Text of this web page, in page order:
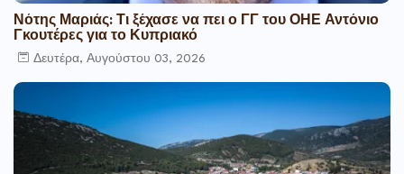
Νότης Μαριάς: Τι ξέχασε να πει ο ΓΓ του ΟΗΕ Αντόνιο
Γκουτέρες για το Κυπριακό
Δευτέρα, Αυγούστου 03, 2026